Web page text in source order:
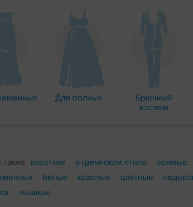
Для полных
Брючный
костюм
также: короткие в греческом стиле прямые
белые красные цветные
пышные